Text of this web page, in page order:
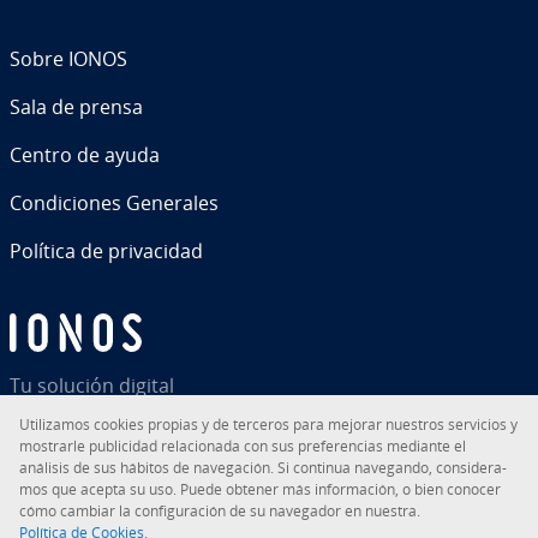
Tu solución digital
Sobre IONOS
Sala de prensa
Centro de ayuda
Co­n­di­cio­nes Generales
Política de pri­va­ci­dad
RSS LinkedIntiktok InstagramFacebookYouTube
Uti­li­za­mos cookies propias y de terceros para mejorar nuestros servicios y
mostrarle pu­bli­ci­dad re­la­cio­na­da con sus pre­fe­re­n­cias mediante el
análisis de sus hábitos de na­ve­ga­ción. Si continua navegando, co­n­si­de­ra­
mos que acepta su uso. Puede obtener más in­fo­r­ma­ción, o bien conocer
cómo cambiar la co­n­fi­gu­ra­ción de su navegador en nuestra.
Política de Cookies.